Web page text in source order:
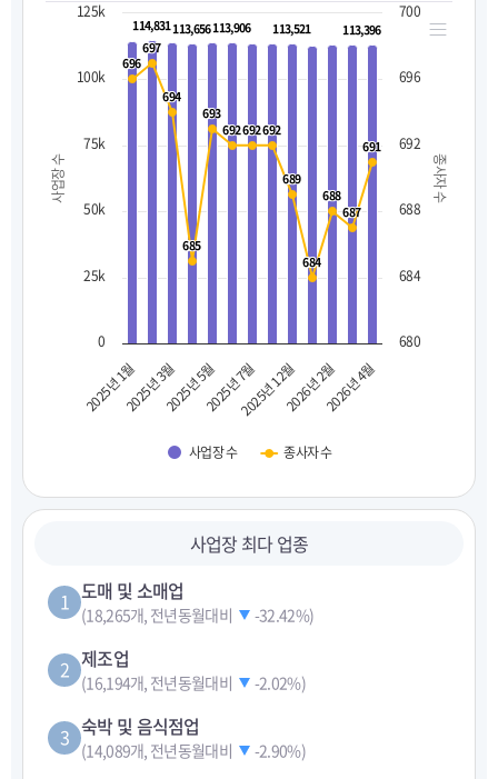
사업장 수 종사자 수
113,396
113,396
113,521
113,521
113,906
113,906
113,656
113,656
114,831
114,831
691
691
687
687
688
688
684
684
689
689
692
692
692
692
692
692
693
693
685
685
694
694
697
697
696
696
사업장 수 종사자 수
2026년 4월
2026년 2월
2025년 12월
2025년 7월
2025년 5월
2025년 3월
2025년 1월
0
25k
50k
75k
100k
125k
680
684
688
692
696
700
사업장 최다 업종
1 도매 및 소매업
(18,265개, 전년동월대비 -32.42%)
2 제조업
(16,194개, 전년동월대비 -2.02%)
3 숙박 및 음식점업
(14,089개, 전년동월대비 -2.90%)